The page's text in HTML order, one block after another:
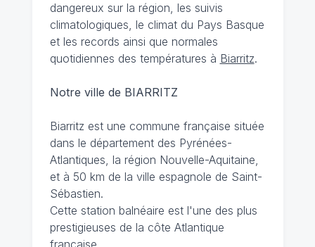
dangereux sur la région, les suivis
climatologiques, le climat du Pays Basque
et les records ainsi que normales
quotidiennes des températures à Biarritz.
Notre ville de BIARRITZ
Biarritz est une commune française située
dans le département des Pyrénées-
Atlantiques, la région Nouvelle-Aquitaine,
et à 50 km de la ville espagnole de Saint-
Sébastien.
Cette station balnéaire est l'une des plus
prestigieuses de la côte Atlantique